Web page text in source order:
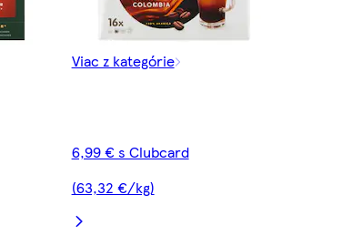
Viac z kategórie
6,99 € s Clubcard
(63,32 €/kg)